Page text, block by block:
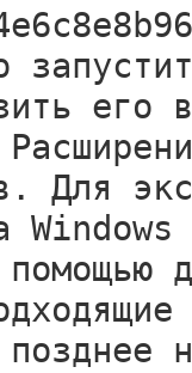
его
Для